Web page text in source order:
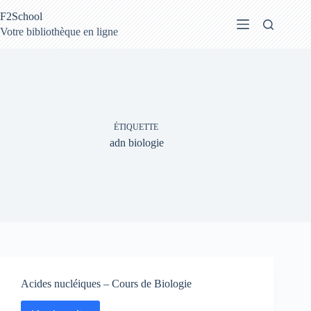
au
contenu
F2School
Votre bibliothèque en ligne
ÉTIQUETTE
adn biologie
Acides nucléiques – Cours de Biologie